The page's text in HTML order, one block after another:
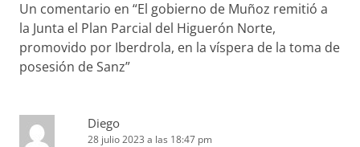
Un comentario en “El gobierno de Muñoz remitió a
la Junta el Plan Parcial del Higuerón Norte,
promovido por Iberdrola, en la víspera de la toma de
posesión de Sanz”
Diego
28 julio 2023 a las 18:47 pm